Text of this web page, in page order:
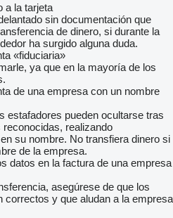
a la tarjeta
sin documentación que
de dinero, si durante la
ha surgido alguna duda.
«fiduciaria»
ya que en la mayoría de los
de una empresa con un nombre
estafadores pueden ocultarse tras
realizando
su nombre. No transfiera dinero si
de la empresa.
datos en la factura de una empresa
asegúrese de que los
correctos y que aludan a la empresa